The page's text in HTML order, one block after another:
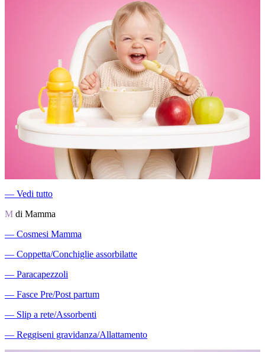
― Vedi tutto
M di Mamma
― Cosmesi Mamma
― Coppetta/Conchiglie assorbilatte
― Paracapezzoli
― Fasce Pre/Post partum
― Slip a rete/Assorbenti
― Reggiseni gravidanza/Allattamento